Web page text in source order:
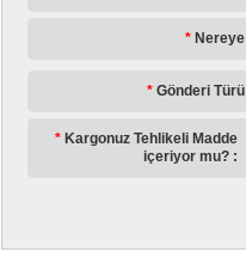
Nereye
Gönderi Türü
Kargonuz Tehlikeli Madde
içeriyor mu?